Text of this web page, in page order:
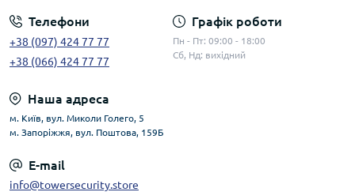
Телефони
+38 (097) 424 77 77
+38 (066) 424 77 77
Графік роботи
Пн - Пт: 09:00 - 18:00
Сб, Нд: вихідний
Наша адреса
м. Київ, вул. Миколи Голего, 5
м. Запоріжжя, вул. Поштова, 159Б
E-mail
info@towersecurity.store